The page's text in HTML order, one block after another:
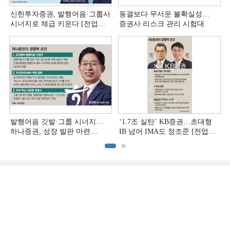
신한투자증권, 발행어음·그룹사
시너지로 체급 키운다 [전업계
동결보다 무서운 불확실성…
증권사 리스크 관리 시험대
발행어음 깃발·그룹 시너지…
하나증권, 성장 발판 마련
‘1.7조 실탄’ KB증권…초대형
IB 넘어 IMA도 정조준 [전업계